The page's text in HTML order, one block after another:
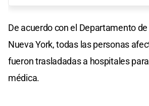
De acuerdo con el Departamento
Nueva York, todas las personas
fueron trasladadas a hospitales
médica.